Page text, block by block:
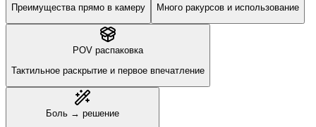
Преимущества прямо в камеру
Много ракурсов и использование
POV распаковка
Тактильное раскрытие и первое впечатление
Боль → решение